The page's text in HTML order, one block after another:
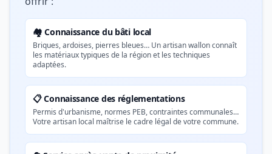
🏘️ Connaissance du bâti local
Briques, ardoises, pierres bleues… Un artisan wallon connaît
les matériaux typiques de la région et les techniques
adaptées.
📋 Connaissance des réglementations
Permis d'urbanisme, normes PEB, contraintes communales…
Votre artisan local maîtrise le cadre légal de votre commune.